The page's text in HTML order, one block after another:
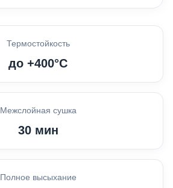
Термостойкость
до +400°C
Межслойная сушка
30 мин
Полное высыхание